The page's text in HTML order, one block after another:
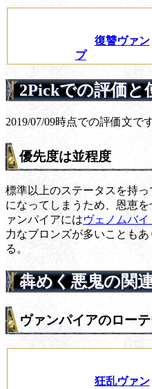
復讐ヴァン
プ
2Pickでの評価と
2019/07/09時点での評価文です
優先度は並程度
標準以上のステータスを持
になってしまうため、恩恵
ァンパイアにはヴェノムバイ
力なブロンズが多いことも
る。
犇めく悪鬼の関
ヴァンパイアのロー
狂乱ヴァン